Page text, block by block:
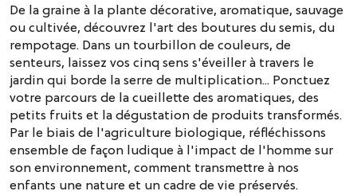
De la graine à la plante décorative, aromatique, sauvage
ou cultivée, découvrez l'art des boutures du semis, du
rempotage. Dans un tourbillon de couleurs, de
senteurs, laissez vos cinq sens s'éveiller à travers le
jardin qui borde la serre de multiplication... Ponctuez
votre parcours de la cueillette des aromatiques, des
petits fruits et la dégustation de produits transformés.
Par le biais de l'agriculture biologique, réfléchissons
ensemble de façon ludique à l'impact de l'homme sur
son environnement, comment transmettre à nos
enfants une nature et un cadre de vie préservés.